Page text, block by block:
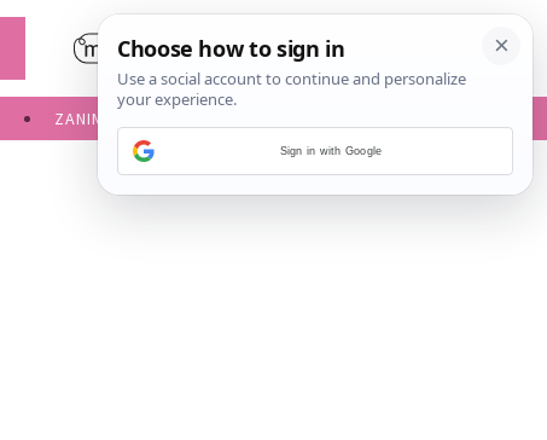
ZANIMLJIVOSTI
Sign in with Google